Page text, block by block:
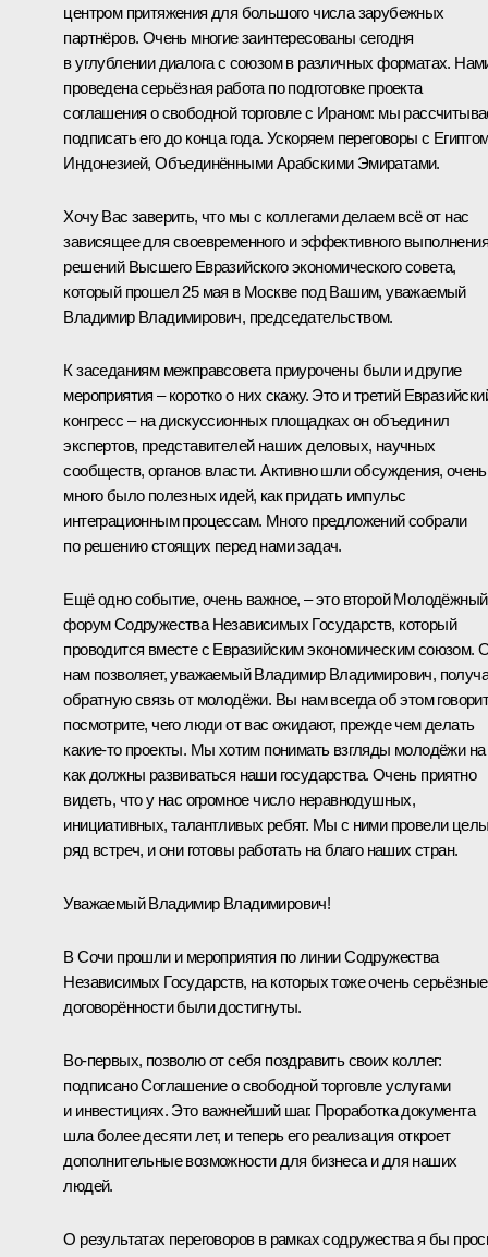
центром притяжения для большого числа зарубежных
партнёров. Очень многие заинтересованы сегодня
в углублении диалога с союзом в различных форматах.
проведена серьёзная работа по подготовке проекта
соглашения о свободной торговле с Ираном: мы
подписать его до конца года. Ускоряем переговоры с
Индонезией, Объединёнными Арабскими Эмиратами.
Хочу Вас заверить, что мы с коллегами делаем всё от нас
зависящее для своевременного и эффективного выполнения
решений Высшего Евразийского экономического совета,
который прошел 25 мая в Москве под Вашим, уважаемый
Владимир Владимирович, председательством.
К заседаниям межправсовета приурочены были и другие
мероприятия – коротко о них скажу. Это и третий
конгресс – на дискуссионных площадках он объединил
экспертов, представителей наших деловых, научных
сообществ, органов власти. Активно шли обсуждения, очень
много было полезных идей, как придать импульс
интеграционным процессам. Много предложений собрали
по решению стоящих перед нами задач.
Ещё одно событие, очень важное, – это второй Молодёжный
форум Содружества Независимых Государств, который
проводится вместе с Евразийским экономическим союзом.
нам позволяет, уважаемый Владимир Владимирович,
обратную связь от молодёжи. Вы нам всегда об этом
посмотрите, чего люди от вас ожидают, прежде чем делать
какие-то проекты. Мы хотим понимать взгляды молодёжи на
как должны развиваться наши государства. Очень приятно
видеть, что у нас огромное число неравнодушных,
инициативных, талантливых ребят. Мы с ними провели
ряд встреч, и они готовы работать на благо наших стран.
Уважаемый Владимир Владимирович!
В Сочи прошли и мероприятия по линии Содружества
Независимых Государств, на которых тоже очень серьёзные
договорённости были достигнуты.
Во-первых, позволю от себя поздравить своих коллег:
подписано Соглашение о свободной торговле услугами
и инвестициях. Это важнейший шаг. Проработка документа
шла более десяти лет, и теперь его реализация откроет
дополнительные возможности для бизнеса и для наших
людей.
О результатах переговоров в рамках содружества я бы